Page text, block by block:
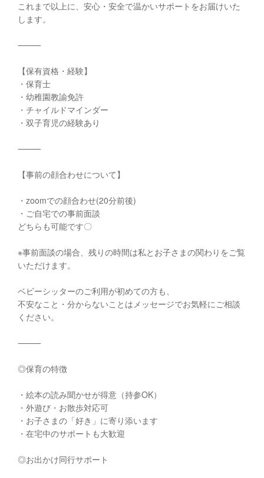
これまで以上に、安心・安全で温かいサポートをお届けいた
します。
⸻
【保有資格・経験】
・保育士
・幼稚園教諭免許
・チャイルドマインダー
・双子育児の経験あり
⸻
【事前の顔合わせについて】
・zoomでの顔合わせ(20分前後)
・ご自宅での事前面談
どちらも可能です〇
※事前面談の場合、残りの時間は私とお子さまの関わりをご覧
いただけます。
ベビーシッターのご利用が初めての方も、
不安なこと・分からないことはメッセージでお気軽にご相談
ください。
⸻
◎保育の特徴
・絵本の読み聞かせが得意（持参OK）
・外遊び・お散歩対応可
・お子さまの「好き」に寄り添います
・在宅中のサポートも大歓迎
◎お出かけ同行サポート